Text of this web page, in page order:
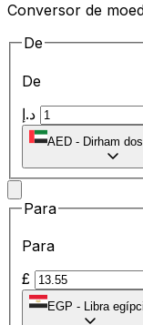
Conversor de
De
De
AED - Dirham
Para
Para
£
EGP - Libra